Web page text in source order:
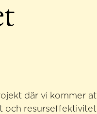
där vi kommer
och